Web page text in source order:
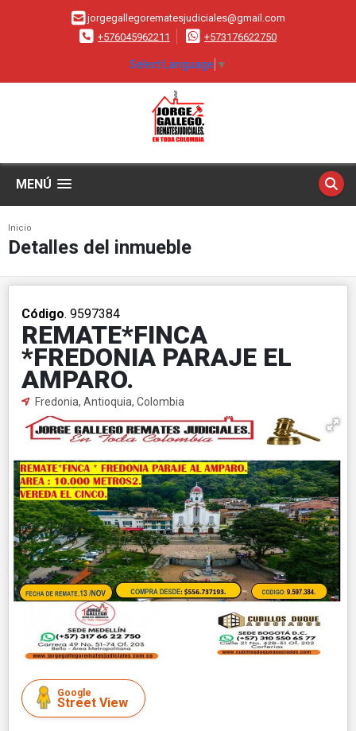
jorgegallegorematesjudiciales@gmail.com
+576045962211
+573176622750
Select Language ▼
MENÚ
Inicio
Detalles del inmueble
Código. 9597384
REMATE*FINCA
*FREDONIA PARAJE EL
AMPARO.
Fredonia, Antioquia, Colombia
Google
Street View